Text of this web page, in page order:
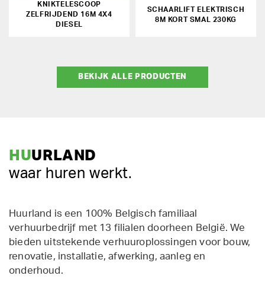
KNIKTELESCOOP
ZELFRIJDEND 16M 4X4
DIESEL
SCHAARLIFT ELEKTRISCH
8M KORT SMAL 230KG
BEKIJK ALLE PRODUCTEN
HUURLAND
waar huren werkt.
Huurland is een 100% Belgisch familiaal
verhuurbedrijf met 13 filialen doorheen België. We
bieden uitstekende verhuuroplossingen voor bouw,
renovatie, installatie, afwerking, aanleg en
onderhoud.